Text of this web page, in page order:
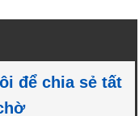
để chia sẻ tất